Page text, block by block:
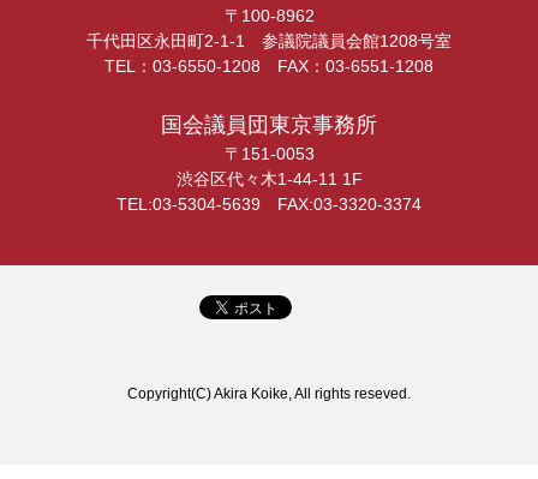
〒100-8962
千代田区永田町2-1-1 参議院議員会館1208号室
TEL：03-6550-1208 FAX：03-6551-1208
国会議員団東京事務所
〒151-0053
渋谷区代々木1-44-11 1F
TEL:03-5304-5639 FAX:03-3320-3374
Copyright(C) Akira Koike, All rights reseved.